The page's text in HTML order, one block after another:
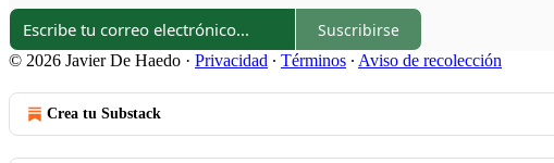
Suscribirse
© 2026 Javier De Haedo · Privacidad ∙ Términos ∙ Aviso de recolección
Crea tu Substack